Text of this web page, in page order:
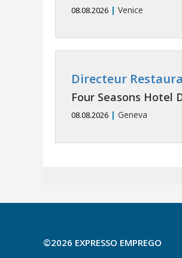
08.08.2026 | Venice
Directeur
Four Seasons Hotel
08.08.2026 | Geneva
©2026 EXPRESSO EMPREGO